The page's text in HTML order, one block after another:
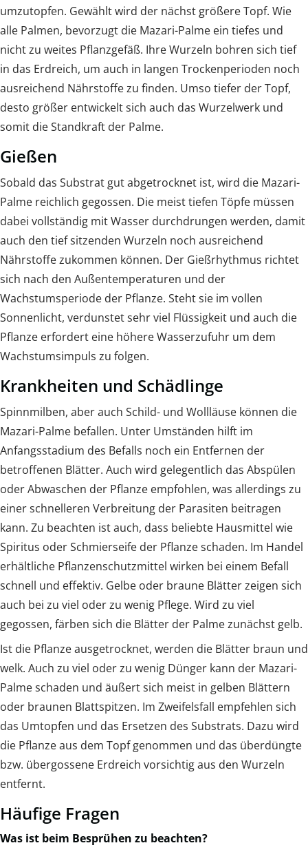
umzutopfen. Gewählt wird der nächst größere Topf. Wie
alle Palmen, bevorzugt die Mazari-Palme ein tiefes und
nicht zu weites Pflanzgefäß. Ihre Wurzeln bohren sich tief
in das Erdreich, um auch in langen Trockenperioden noch
ausreichend Nährstoffe zu finden. Umso tiefer der Topf,
desto größer entwickelt sich auch das Wurzelwerk und
somit die Standkraft der Palme.
Gießen
Sobald das Substrat gut abgetrocknet ist, wird die Mazari-
Palme reichlich gegossen. Die meist tiefen Töpfe müssen
dabei vollständig mit Wasser durchdrungen werden, damit
auch den tief sitzenden Wurzeln noch ausreichend
Nährstoffe zukommen können. Der Gießrhythmus richtet
sich nach den Außentemperaturen und der
Wachstumsperiode der Pflanze. Steht sie im vollen
Sonnenlicht, verdunstet sehr viel Flüssigkeit und auch die
Pflanze erfordert eine höhere Wasserzufuhr um dem
Wachstumsimpuls zu folgen.
Krankheiten und Schädlinge
Spinnmilben, aber auch Schild- und Wollläuse können die
Mazari-Palme befallen. Unter Umständen hilft im
Anfangsstadium des Befalls noch ein Entfernen der
betroffenen Blätter. Auch wird gelegentlich das Abspülen
oder Abwaschen der Pflanze empfohlen, was allerdings zu
einer schnelleren Verbreitung der Parasiten beitragen
kann. Zu beachten ist auch, dass beliebte Hausmittel wie
Spiritus oder Schmierseife der Pflanze schaden. Im Handel
erhältliche Pflanzenschutzmittel wirken bei einem Befall
schnell und effektiv. Gelbe oder braune Blätter zeigen sich
auch bei zu viel oder zu wenig Pflege. Wird zu viel
gegossen, färben sich die Blätter der Palme zunächst gelb.
Ist die Pflanze ausgetrocknet, werden die Blätter braun und
welk. Auch zu viel oder zu wenig Dünger kann der Mazari-
Palme schaden und äußert sich meist in gelben Blättern
oder braunen Blattspitzen. Im Zweifelsfall empfehlen sich
das Umtopfen und das Ersetzen des Substrats. Dazu wird
die Pflanze aus dem Topf genommen und das überdüngte
bzw. übergossene Erdreich vorsichtig aus den Wurzeln
entfernt.
Häufige Fragen
Was ist beim Besprühen zu beachten?